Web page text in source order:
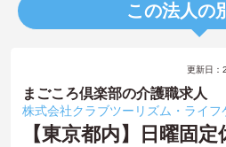
この法人の
更新日：
まごころ倶楽部の介護職求人
株式会社クラブツーリズム・ライフ
【東京都内】日曜固